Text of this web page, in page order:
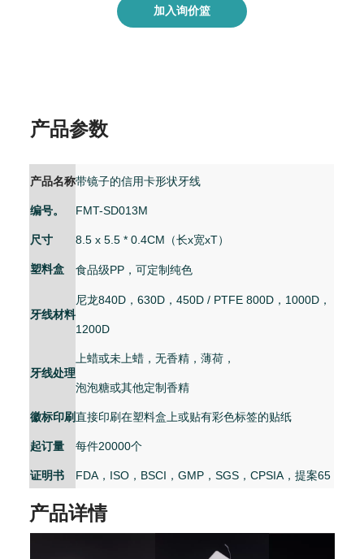
加入询价篮
产品参数
产品名称带镜子的信用卡形状牙线
编号。 FMT-SD013M
尺寸 8.5 x 5.5 * 0.4CM（长x宽xT）
塑料盒 食品级PP，可定制纯色
牙线材料
尼龙840D，630D，450D / PTFE 800D，1000D，
1200D
牙线处理
上蜡或未上蜡，无香精，薄荷，
泡泡糖或其他定制香精
徽标印刷直接印刷在塑料盒上或贴有彩色标签的贴纸
起订量 每件20000个
证明书 FDA，ISO，BSCI，GMP，SGS，CPSIA，提案65
产品详情